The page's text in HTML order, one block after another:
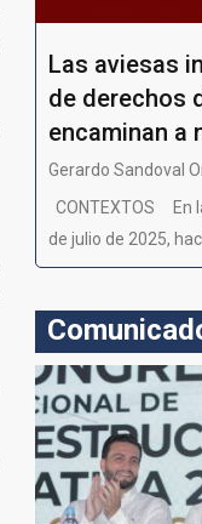
Las aviesas
de derechos
encaminan a
Gerardo Sandoval
CONTEXTOS En
de julio de 2025,